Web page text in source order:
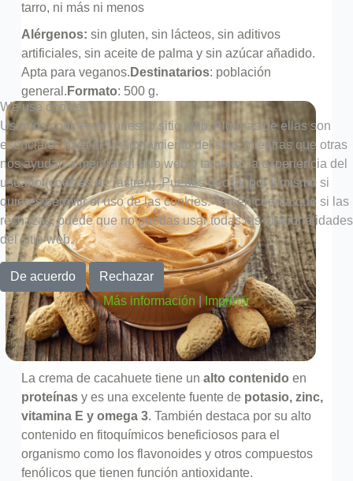
tarro, ni más ni menos
Alérgenos: sin gluten, sin lácteos, sin aditivos
artificiales, sin aceite de palma y sin azúcar añadido.
Apta para veganos. Destinatarios: población
general. Formato: 500 g.
La crema de cacahuete tiene un alto contenido en
proteínas y es una excelente fuente de potasio, zinc,
vitamina E y omega 3. También destaca por su alto
contenido en fitoquímicos beneficiosos para el
organismo como los flavonoides y otros compuestos
fenólicos que tienen función antioxidante.
We use cookies
Usamos cookies en nuestro sitio web. Algunas de ellas son
esenciales para el funcionamiento del sitio, mientras que otras
nos ayudan a mejorar el sitio web y también la experiencia del
usuario (cookies de rastreo). Puedes decidir por ti mismo si
quieres permitir el uso de las cookies. Ten en cuenta que si las
rechazas, puede que no puedas usar todas las funcionalidades
del sitio web.
De acuerdo
Rechazar
Más información
Imprimir